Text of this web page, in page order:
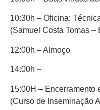
10:30h – Oficina:
(Samuel Costa Tomas –
12:00h – Almoço
14:00h –
15:00H – Encerramento
(Curso de Inseminação